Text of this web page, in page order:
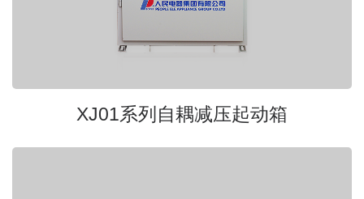
XJ01系列自耦减压起动箱